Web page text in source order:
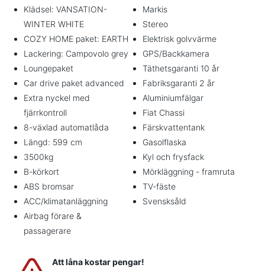
Klädsel: VANSATION-
WINTER WHITE
COZY HOME paket: EARTH
Lackering: Campovolo grey
Loungepaket
Car drive paket advanced
Extra nyckel med
fjärrkontroll
8-växlad automatlåda
Längd: 599 cm
3500kg
B-körkort
ABS bromsar
ACC/klimatanläggning
Airbag förare &
passagerare
Markis
Stereo
Elektrisk golvvärme
GPS/Backkamera
Täthetsgaranti 10 år
Fabriksgaranti 2 år
Aluminiumfälgar
Fiat Chassi
Färskvattentank
Gasolflaska
Kyl och frysfack
Mörkläggning - framruta
TV-fäste
Svensksåld
Att låna kostar pengar!